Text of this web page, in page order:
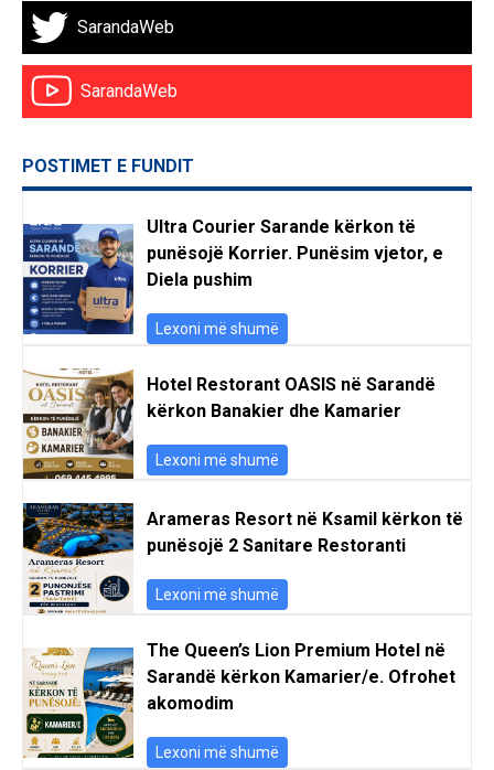
SarandaWeb
SarandaWeb
POSTIMET E FUNDIT
Ultra Courier Sarande kërkon të
punësojë Korrier. Punësim vjetor, e
Diela pushim
Lexoni më shumë
Hotel Restorant OASIS në Sarandë
kërkon Banakier dhe Kamarier
Lexoni më shumë
Arameras Resort në Ksamil kërkon të
punësojë 2 Sanitare Restoranti
Lexoni më shumë
The Queen’s Lion Premium Hotel në
Sarandë kërkon Kamarier/e. Ofrohet
akomodim
Lexoni më shumë